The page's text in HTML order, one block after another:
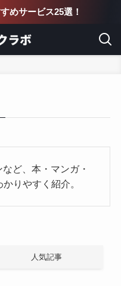
めサービス25選！
ど、本・マンガ・
りやすく紹介。
人気記事